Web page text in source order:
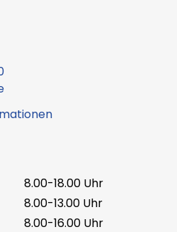
8.00-18.00 Uhr
8.00-13.00 Uhr
8.00-16.00 Uhr